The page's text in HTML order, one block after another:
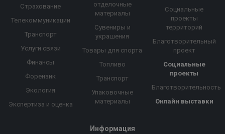
Страхование
Телекоммуникации
Транспорт
Услуги связи
Финансы
Форензик
Экология
Экспертиза и оценка
отделочные
материалы
Сувениры и
украшения
Товары для спорта
Топливо
Транспорт
Упаковочные
материалы
Социальные
проекты
территорий
Благотворительный
проект
Социальные
проекты
Благотворительность
Онлайн выставки
Информация